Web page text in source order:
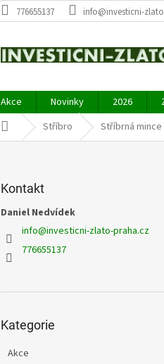
776655137 info@investicni-
Akce Novinky 2026
Domů Stříbro Stříbrná
Kontakt
Daniel Nedvídek
info@investicni-zlato-praha.cz
776655137
kategorie
Kategorie
Akce